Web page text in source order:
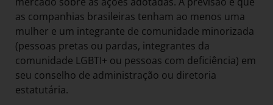
as companhias brasileiras tenham ao menos uma
mulher e um integrante de comunidade minorizada
(pessoas pretas ou pardas, integrantes da
comunidade LGBTI+ ou pessoas com deficiência) em
seu conselho de administração ou diretoria
estatutária.